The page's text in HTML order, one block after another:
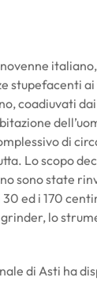
stupefacenti ai
coadiuvati
di
Lo scopo
sono state
ed i 170
lo
di Asti ha